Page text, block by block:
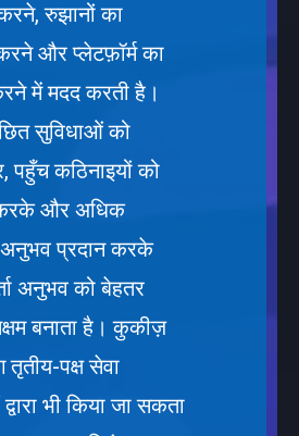
रुझानों का
और प्लेटफ़ॉर्म का
में मदद करती है।
सुविधाओं को
पहुँच कठिनाइयों को
और अधिक
अनुभव प्रदान करके
अनुभव को बेहतर
बनाता है। कुकीज़
तृतीय-पक्ष सेवा
भी किया जा सकता